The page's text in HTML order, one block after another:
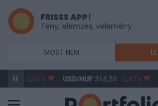
FRISSS APP!
Tény, elemzés, vélemény
MOST NEM
-0,61% USD/HUF314,20 -0,87%